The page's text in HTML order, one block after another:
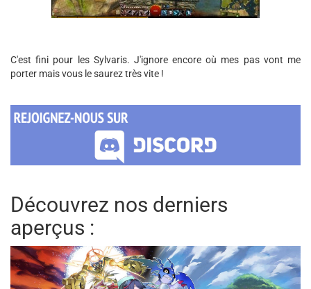
C'est fini pour les Sylvaris. J'ignore encore où mes pas vont me
porter mais vous le saurez très vite !
Découvrez nos derniers
aperçus :